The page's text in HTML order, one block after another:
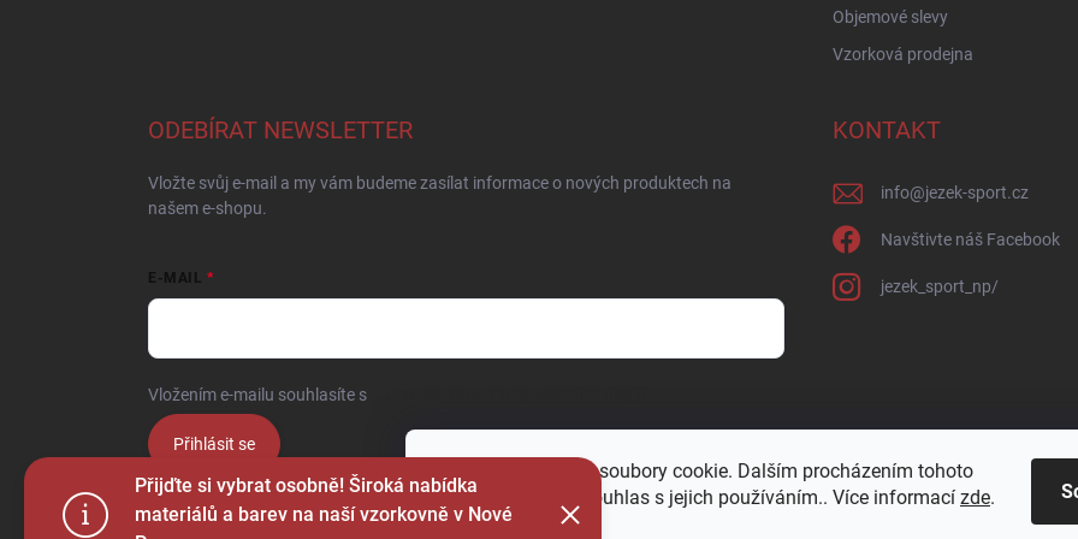
Tento web používá soubory cookie. Dalším procházením tohoto
webu vyjadřujete souhlas s jejich používáním.. Více informací zde.
Přijďte si vybrat osobně! Široká nabídka
materiálů a barev na naší vzorkovně v Nové
Objemové slevy
Vzorková prodejna
ODEBÍRAT NEWSLETTER
Vložte svůj e-mail a my vám budeme zasílat informace o nových produktech na
našem e-shopu.
E-MAIL
Vložením e-mailu souhlasíte s
Přihlásit se
KONTAKT
info@jezek-sport.cz
Navštivte náš Facebook
jezek_sport_np/